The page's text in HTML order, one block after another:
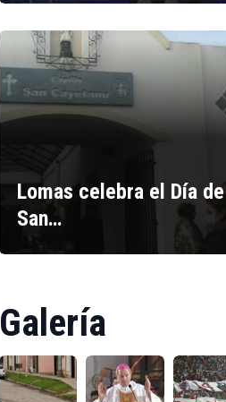
Lomas celebra el Día de
San…
Galería